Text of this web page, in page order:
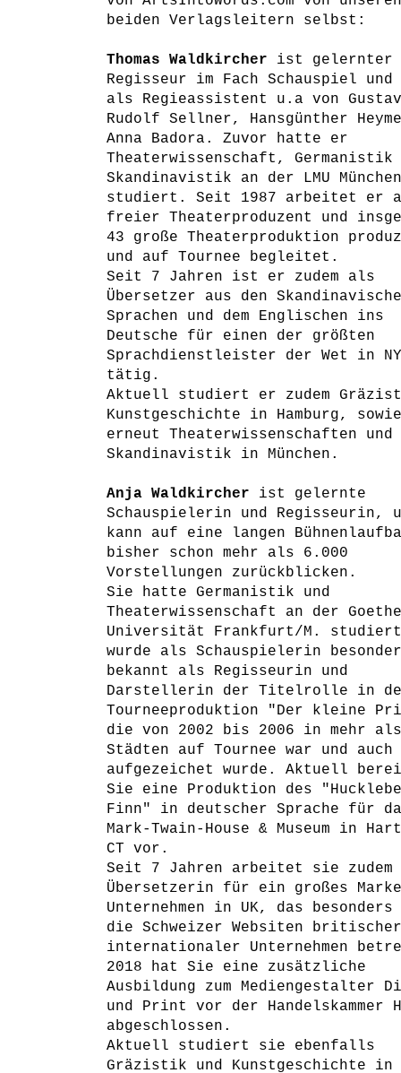
beiden Verlagsleitern selbst:
Thomas Waldkircher ist gelernter
Regisseur im Fach Schauspiel und
als Regieassistent u.a von Gustav
Rudolf Sellner, Hansgünther
Anna Badora. Zuvor hatte er
Theaterwissenschaft, Germanistik
Skandinavistik an der LMU München
studiert. Seit 1987 arbeitet er
freier Theaterproduzent und
43 große Theaterproduktion
und auf Tournee begleitet.
Seit 7 Jahren ist er zudem als
Übersetzer aus den
Sprachen und dem Englischen ins
Deutsche für einen der größten
Sprachdienstleister der Wet in NY
tätig.
Aktuell studiert er zudem
Kunstgeschichte in Hamburg, sowie
erneut Theaterwissenschaften und
Skandinavistik in München.
Anja Waldkircher ist gelernte
Schauspielerin und Regisseurin,
kann auf eine langen
bisher schon mehr als 6.000
Vorstellungen zurückblicken.
Sie hatte Germanistik und
Theaterwissenschaft an der
Universität Frankfurt/M.
wurde als Schauspielerin
bekannt als Regisseurin und
Darstellerin der Titelrolle in
Tourneeproduktion "Der kleine
die von 2002 bis 2006 in mehr
Städten auf Tournee war und
aufgezeichet wurde. Aktuell
Sie eine Produktion des
Finn" in deutscher Sprache für
Mark-Twain-House & Museum in
CT vor.
Seit 7 Jahren arbeitet sie zudem
Übersetzerin für ein großes
Unternehmen in UK, das besonders
die Schweizer Websiten
internationaler Unternehmen
2018 hat Sie eine zusätzliche
Ausbildung zum Mediengestalter
und Print vor der Handelskammer
abgeschlossen.
Aktuell studiert sie ebenfalls
Gräzistik und Kunstgeschichte in